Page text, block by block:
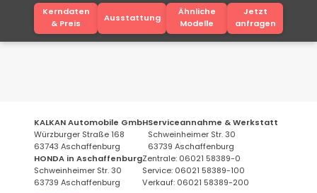
Kerndaten
& Preis
Ausstattung
Ähnliche
Modelle
Jetzt
anfragen
KALKAN Automobile GmbH
Würzburger Straße 168
63743 Aschaffenburg
Serviceannahme & Werkstatt
Schweinheimer Str. 30
63739 Aschaffenburg
HONDA in Aschaffenburg
Schweinheimer Str. 30
63739 Aschaffenburg
Zentrale: 06021 58389-0
Service: 06021 58389-100
Verkauf: 06021 58389-200